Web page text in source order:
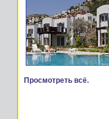
Просмотреть всё.